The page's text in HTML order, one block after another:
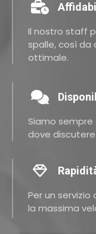
Il nostro staff
spalle, così da
ottimale.
Siamo
dove
Per un
la massima